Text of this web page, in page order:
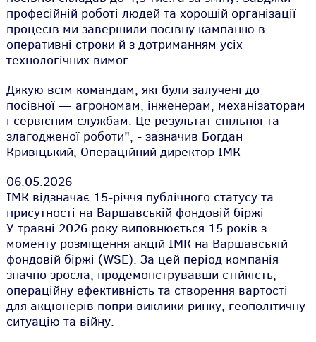
професійній роботі людей та хорошій організації
процесів ми завершили посівну кампанію в
оперативні строки й з дотриманням усіх
технологічних вимог.
Дякую всім командам, які були залучені до
посівної — агрономам, інженерам, механізаторам
і сервісним службам. Це результат спільної та
злагодженої роботи", - зазначив Богдан
Кривіцький, Операційний директор ІМК
06.05.2026
ІМК відзначає 15-річчя публічного статусу та
присутності на Варшавській фондовій біржі
У травні 2026 року виповнюється 15 років з
моменту розміщення акцій ІМК на Варшавській
фондовій біржі (WSE). За цей період компанія
значно зросла, продемонструвавши стійкість,
операційну ефективність та створення вартості
для акціонерів попри виклики ринку, геополітичну
ситуацію та війну.